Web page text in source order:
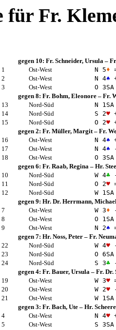
für Fr.
gegen 10: Fr. Schneider, Ursula–
1
Ost-West N 5♦
2
Ost-West N 4♠
3
Ost-West O 3SA
gegen 8: Fr. Bohm, Eleonore– Fr.
13
Nord-Süd N 1SA
14
Nord-Süd S 2♥
15
Nord-Süd O 2♥
gegen 2: Fr. Müller, Margit– Fr.
16
Ost-West N 4♠
17
Ost-West N 4♠
18
Ost-West O 3SA
gegen 6: Fr. Raab, Regina– Hr.
10
Nord-Süd W 4♣-
11
Nord-Süd O 2♥
12
Nord-Süd W 1SA
gegen 9: Hr. Dr. Herrmann,
7
Ost-West W 3♦
8
Ost-West O 1SA
9
Ost-West N 2♠
gegen 7: Hr. Noss, Peter– Fr.
22
Nord-Süd W 4♥-
23
Nord-Süd O 6SA
24
Nord-Süd S 3♣-
gegen 4: Fr. Bauer, Ursula– Fr. Dr.
19
Ost-West W 3♥
20
Ost-West W 2♥-
21
Ost-West W 1SA
gegen 3: Fr. Bach, Ute– Hr.
4
Ost-West N 4♥
5
Ost-West S 3SA